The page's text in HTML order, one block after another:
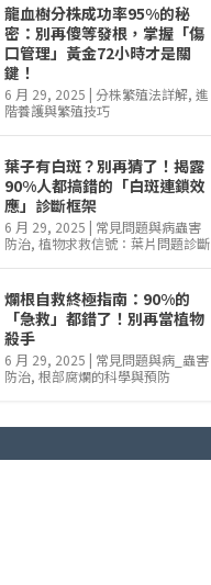
龍血樹分株成功率95%的秘
密：別再傻等發根，掌握「傷
口管理」黃金72小時才是關
鍵！
6 月 29, 2025 |分株繁殖法詳解,進
階養護與繁殖技巧
葉子有白斑？別再猜了！揭露
90%人都搞錯的「白斑連鎖效
應」診斷框架
6 月 29, 2025 | 常見問題與病蟲害
防治,植物求救信號：葉片問題診斷
爛根自救終極指南：90%的
「急救」都錯了！別再當植物
殺手
6 月 29, 2025 | 常見問題與病_蟲害
防治,根部腐爛的科學與預防